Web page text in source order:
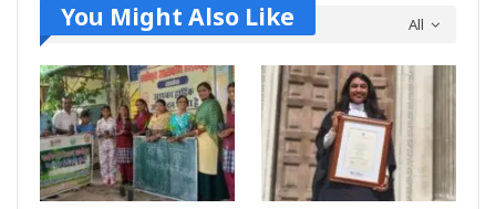
All
You Might Also Like